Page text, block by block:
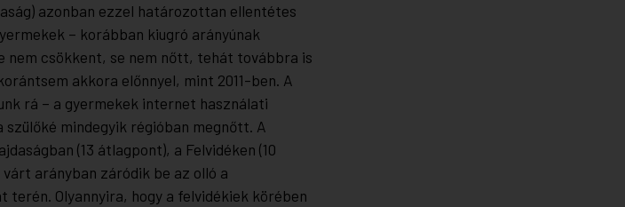
azonban ezzel határozottan ellentétes
– korábban kiugró arányúnak
nem csökkent, se nem nőtt, tehát továbbra is
akkora előnnyel, mint 2011-ben. A
rá – a gyermekek internet használati
mindegyik régióban megnőtt. A
(13 átlagpont), a Felvidéken (10
arányban záródik be az olló a
Olyannyira, hogy a felvidékiek körében